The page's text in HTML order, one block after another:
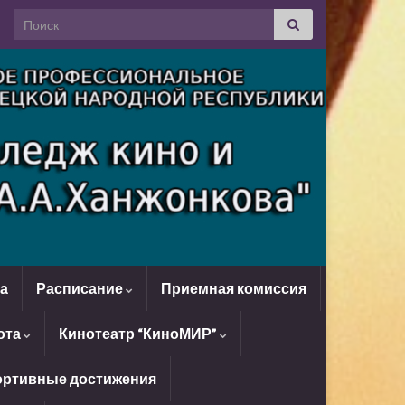
Search for:
Расписание Приемная комиссия
Кинотеатр “КиноМИР”
достижения